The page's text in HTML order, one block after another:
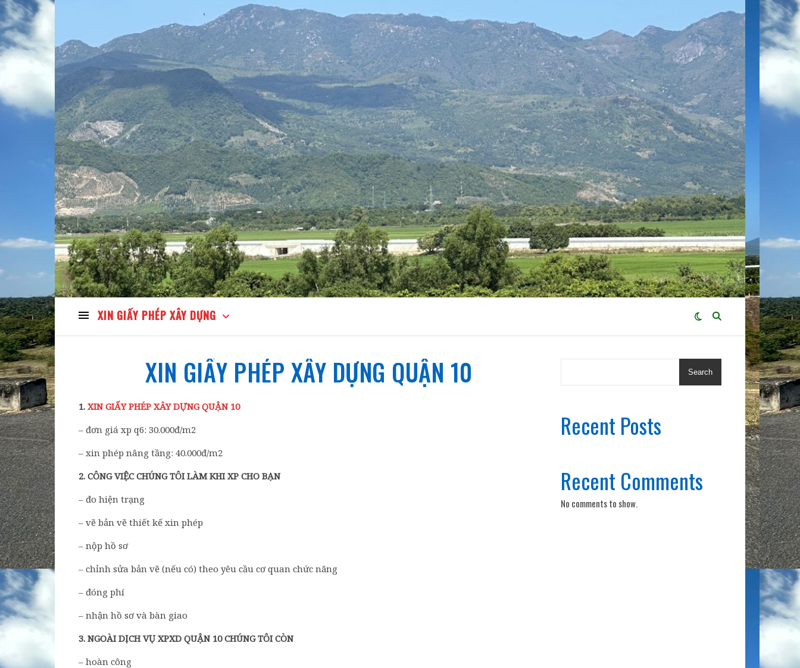
XIN GIẤY PHÉP XÂY DỰNG
XIN GIẤY PHÉP XÂY DỰNG QUẬN 10
1. XIN GIẤY PHÉP XÂY DỰNG QUẬN 10
– đơn giá xp q6: 30.000đ/m2
– xin phép nâng tầng: 40.000đ/m2
2. CÔNG VIỆC CHÚNG TÔI LÀM KHI XP CHO BẠN
– đo hiện trạng
– vẽ bản vẽ thiết kế xin phép
– nộp hồ sơ
– chỉnh sửa bản vẽ (nếu có) theo yêu cầu cơ quan chức năng
– đóng phí
– nhận hồ sơ và bàn giao
3. NGOÀI DỊCH VỤ XPXD QUẬN 10 CHÚNG TÔI CÒN
– hoàn công
Search
Recent Posts
Recent Comments
No comments to show.